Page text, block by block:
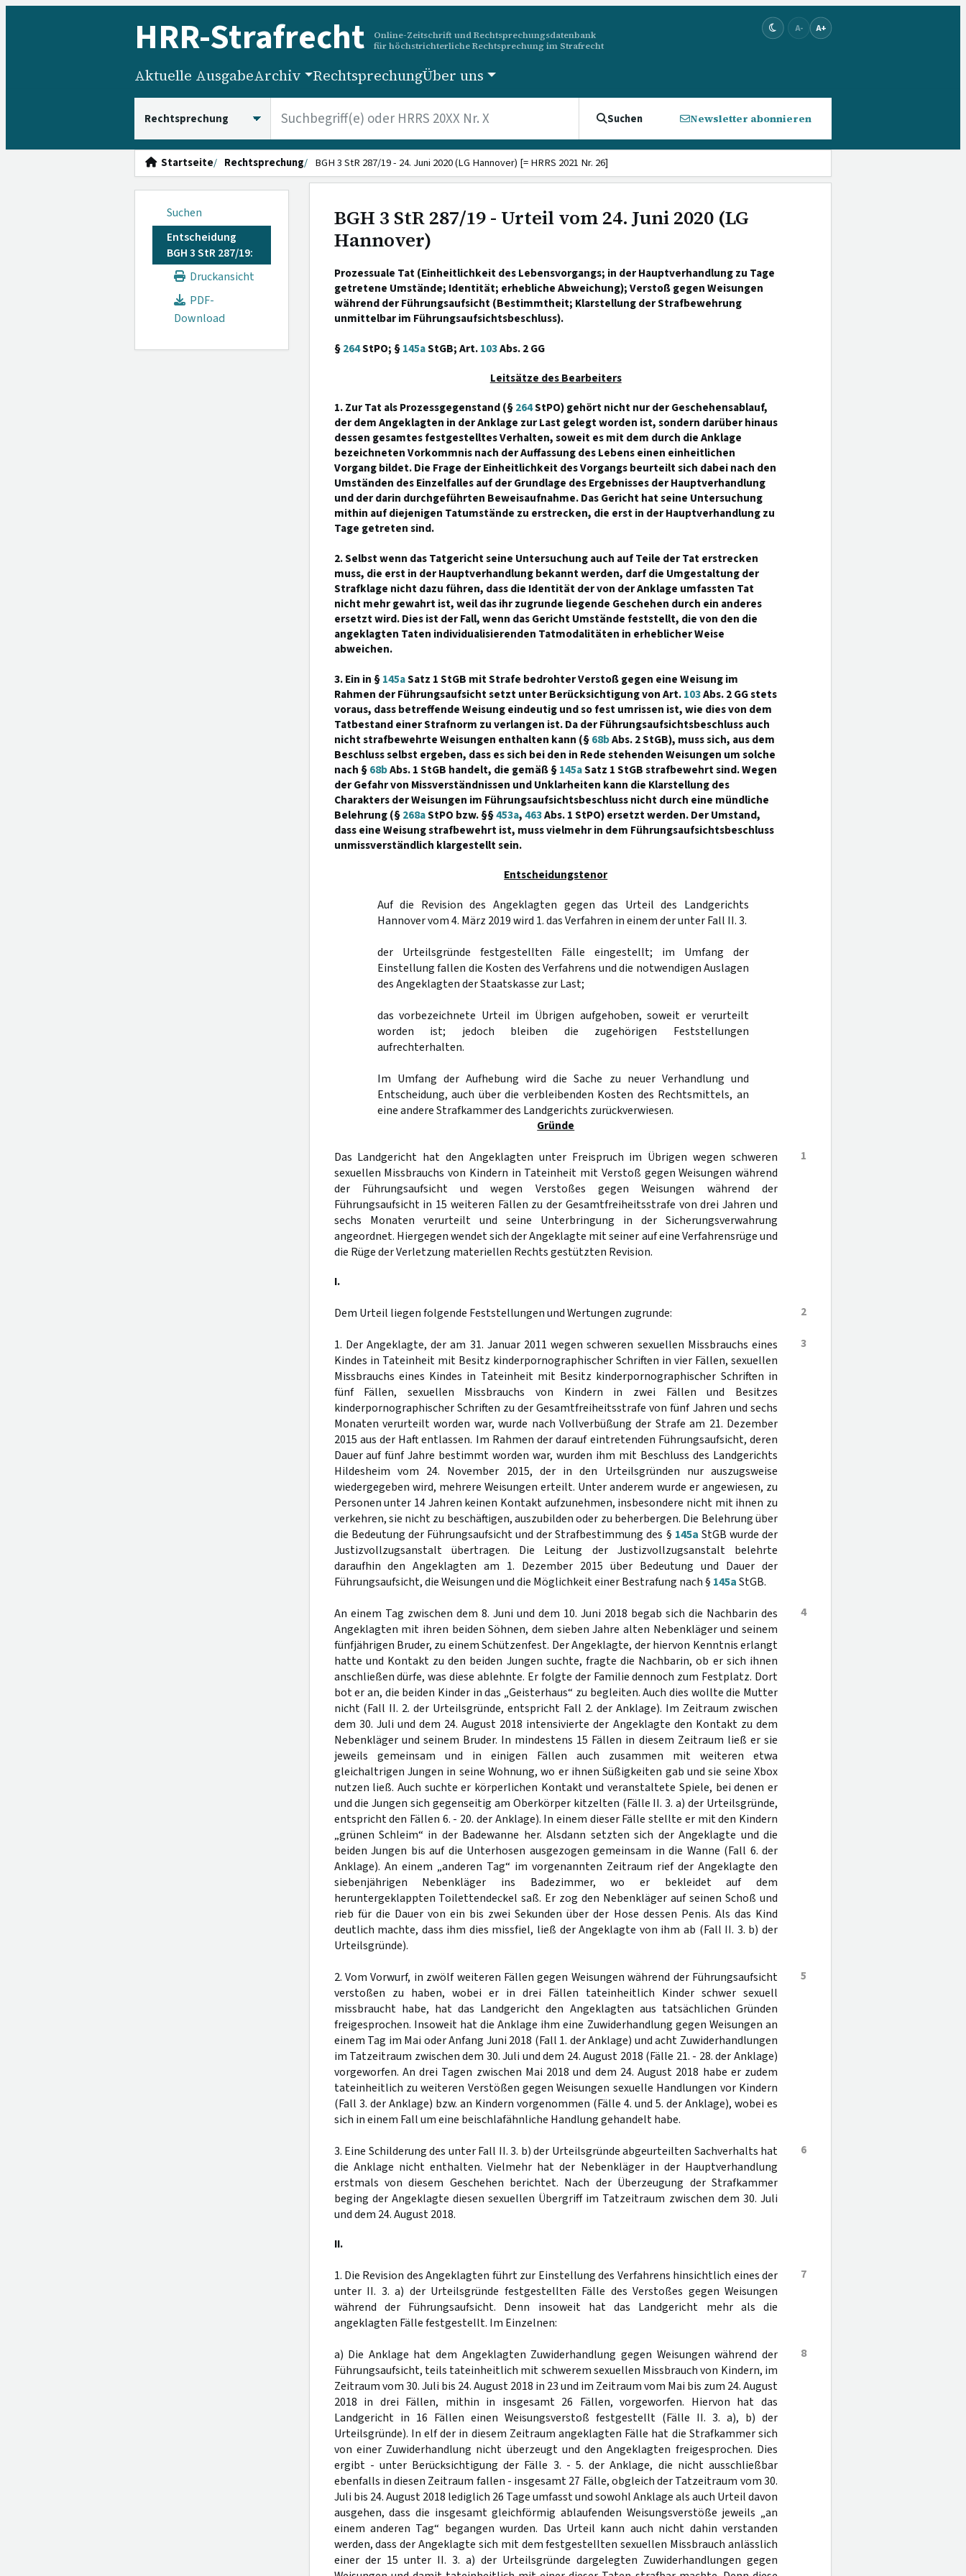
HRR-Strafrecht
Online-Zeitschrift und Rechtsprechungsdatenbank
für höchstrichterliche Rechtsprechung im Strafrecht
A- A+
Aktuelle AusgabeArchiv RechtsprechungÜber uns
Suchen Newsletter abonnieren
Startseite Rechtsprechung BGH 3 StR 287/19 - 24. Juni 2020 (LG Hannover) [= HRRS 2021 Nr. 26]
Suchen
Entscheidung
BGH 3 StR 287/19:
Druckansicht
PDF-
Download
BGH 3 StR 287/19 - Urteil vom 24. Juni 2020 (LG
Hannover)
Prozessuale Tat (Einheitlichkeit des Lebensvorgangs; in der Hauptverhandlung zu Tage
getretene Umstände; Identität; erhebliche Abweichung); Verstoß gegen Weisungen
während der Führungsaufsicht (Bestimmtheit; Klarstellung der Strafbewehrung
unmittelbar im Führungsaufsichtsbeschluss).
§264StPO; §145aStGB; Art.103Abs. 2 GG
Leitsätze des Bearbeiters
1. Zur Tat als Prozessgegenstand (§264StPO) gehört nicht nur der Geschehensablauf,
der dem Angeklagten in der Anklage zur Last gelegt worden ist, sondern darüber hinaus
dessen gesamtes festgestelltes Verhalten, soweit es mit dem durch die Anklage
bezeichneten Vorkommnis nach der Auffassung des Lebens einen einheitlichen
Vorgang bildet. Die Frage der Einheitlichkeit des Vorgangs beurteilt sich dabei nach den
Umständen des Einzelfalles auf der Grundlage des Ergebnisses der Hauptverhandlung
und der darin durchgeführten Beweisaufnahme. Das Gericht hat seine Untersuchung
mithin auf diejenigen Tatumstände zu erstrecken, die erst in der Hauptverhandlung zu
Tage getreten sind.
2. Selbst wenn das Tatgericht seine Untersuchung auch auf Teile der Tat erstrecken
muss, die erst in der Hauptverhandlung bekannt werden, darf die Umgestaltung der
Strafklage nicht dazu führen, dass die Identität der von der Anklage umfassten Tat
nicht mehr gewahrt ist, weil das ihr zugrunde liegende Geschehen durch ein anderes
ersetzt wird. Dies ist der Fall, wenn das Gericht Umstände feststellt, die von den die
angeklagten Taten individualisierenden Tatmodalitäten in erheblicher Weise
abweichen.
3. Ein in §145aSatz 1 StGB mit Strafe bedrohter Verstoß gegen eine Weisung im
Rahmen der Führungsaufsicht setzt unter Berücksichtigung von Art.103Abs. 2 GG stets
voraus, dass betreffende Weisung eindeutig und so fest umrissen ist, wie dies von dem
Tatbestand einer Strafnorm zu verlangen ist. Da der Führungsaufsichtsbeschluss auch
nicht strafbewehrte Weisungen enthalten kann (§68bAbs. 2 StGB), muss sich, aus dem
Beschluss selbst ergeben, dass es sich bei den in Rede stehenden Weisungen um solche
nach §68bAbs. 1 StGB handelt, die gemäß §145aSatz 1 StGB strafbewehrt sind. Wegen
der Gefahr von Missverständnissen und Unklarheiten kann die Klarstellung des
Charakters der Weisungen im Führungsaufsichtsbeschluss nicht durch eine mündliche
Belehrung (§268aStPO bzw. §§453a,463Abs. 1 StPO) ersetzt werden. Der Umstand,
dass eine Weisung strafbewehrt ist, muss vielmehr in dem Führungsaufsichtsbeschluss
unmissverständlich klargestellt sein.
Entscheidungstenor
Auf die Revision des Angeklagten gegen das Urteil des Landgerichts
Hannover vom 4. März 2019 wird 1. das Verfahren in einem der unter Fall II. 3.
der Urteilsgründe festgestellten Fälle eingestellt; im Umfang der
Einstellung fallen die Kosten des Verfahrens und die notwendigen Auslagen
des Angeklagten der Staatskasse zur Last;
das vorbezeichnete Urteil im Übrigen aufgehoben, soweit er verurteilt
worden ist; jedoch bleiben die zugehörigen Feststellungen
aufrechterhalten.
Im Umfang der Aufhebung wird die Sache zu neuer Verhandlung und
Entscheidung, auch über die verbleibenden Kosten des Rechtsmittels, an
eine andere Strafkammer des Landgerichts zurückverwiesen.
Gründe
1
Das Landgericht hat den Angeklagten unter Freispruch im Übrigen wegen schweren
sexuellen Missbrauchs von Kindern in Tateinheit mit Verstoß gegen Weisungen während
der Führungsaufsicht und wegen Verstoßes gegen Weisungen während der
Führungsaufsicht in 15 weiteren Fällen zu der Gesamtfreiheitsstrafe von drei Jahren und
sechs Monaten verurteilt und seine Unterbringung in der Sicherungsverwahrung
angeordnet. Hiergegen wendet sich der Angeklagte mit seiner auf eine Verfahrensrüge und
die Rüge der Verletzung materiellen Rechts gestützten Revision.
I.
2
Dem Urteil liegen folgende Feststellungen und Wertungen zugrunde:
3
1. Der Angeklagte, der am 31. Januar 2011 wegen schweren sexuellen Missbrauchs eines
Kindes in Tateinheit mit Besitz kinderpornographischer Schriften in vier Fällen, sexuellen
Missbrauchs eines Kindes in Tateinheit mit Besitz kinderpornographischer Schriften in
fünf Fällen, sexuellen Missbrauchs von Kindern in zwei Fällen und Besitzes
kinderpornographischer Schriften zu der Gesamtfreiheitsstrafe von fünf Jahren und sechs
Monaten verurteilt worden war, wurde nach Vollverbüßung der Strafe am 21. Dezember
2015 aus der Haft entlassen. Im Rahmen der darauf eintretenden Führungsaufsicht, deren
Dauer auf fünf Jahre bestimmt worden war, wurden ihm mit Beschluss des Landgerichts
Hildesheim vom 24. November 2015, der in den Urteilsgründen nur auszugsweise
wiedergegeben wird, mehrere Weisungen erteilt. Unter anderem wurde er angewiesen, zu
Personen unter 14 Jahren keinen Kontakt aufzunehmen, insbesondere nicht mit ihnen zu
verkehren, sie nicht zu beschäftigen, auszubilden oder zu beherbergen. Die Belehrung über
die Bedeutung der Führungsaufsicht und der Strafbestimmung des § 145a StGB wurde der
Justizvollzugsanstalt übertragen. Die Leitung der Justizvollzugsanstalt belehrte
daraufhin den Angeklagten am 1. Dezember 2015 über Bedeutung und Dauer der
Führungsaufsicht, die Weisungen und die Möglichkeit einer Bestrafung nach § 145aStGB.
4
An einem Tag zwischen dem 8. Juni und dem 10. Juni 2018 begab sich die Nachbarin des
Angeklagten mit ihren beiden Söhnen, dem sieben Jahre alten Nebenkläger und seinem
fünfjährigen Bruder, zu einem Schützenfest. Der Angeklagte, der hiervon Kenntnis erlangt
hatte und Kontakt zu den beiden Jungen suchte, fragte die Nachbarin, ob er sich ihnen
anschließen dürfe, was diese ablehnte. Er folgte der Familie dennoch zum Festplatz. Dort
bot er an, die beiden Kinder in das „Geisterhaus“ zu begleiten. Auch dies wollte die Mutter
nicht (Fall II. 2. der Urteilsgründe, entspricht Fall 2. der Anklage). Im Zeitraum zwischen
dem 30. Juli und dem 24. August 2018 intensivierte der Angeklagte den Kontakt zu dem
Nebenkläger und seinem Bruder. In mindestens 15 Fällen in diesem Zeitraum ließ er sie
jeweils gemeinsam und in einigen Fällen auch zusammen mit weiteren etwa
gleichaltrigen Jungen in seine Wohnung, wo er ihnen Süßigkeiten gab und sie seine Xbox
nutzen ließ. Auch suchte er körperlichen Kontakt und veranstaltete Spiele, bei denen er
und die Jungen sich gegenseitig am Oberkörper kitzelten (Fälle II. 3. a) der Urteilsgründe,
entspricht den Fällen 6. - 20. der Anklage). In einem dieser Fälle stellte er mit den Kindern
„grünen Schleim“ in der Badewanne her. Alsdann setzten sich der Angeklagte und die
beiden Jungen bis auf die Unterhosen ausgezogen gemeinsam in die Wanne (Fall 6. der
Anklage). An einem „anderen Tag“ im vorgenannten Zeitraum rief der Angeklagte den
siebenjährigen Nebenkläger ins Badezimmer, wo er bekleidet auf dem
heruntergeklappten Toilettendeckel saß. Er zog den Nebenkläger auf seinen Schoß und
rieb für die Dauer von ein bis zwei Sekunden über der Hose dessen Penis. Als das Kind
deutlich machte, dass ihm dies missfiel, ließ der Angeklagte von ihm ab (Fall II. 3. b) der
Urteilsgründe).
5
2. Vom Vorwurf, in zwölf weiteren Fällen gegen Weisungen während der Führungsaufsicht
verstoßen zu haben, wobei er in drei Fällen tateinheitlich Kinder schwer sexuell
missbraucht habe, hat das Landgericht den Angeklagten aus tatsächlichen Gründen
freigesprochen. Insoweit hat die Anklage ihm eine Zuwiderhandlung gegen Weisungen an
einem Tag im Mai oder Anfang Juni 2018 (Fall 1. der Anklage) und acht Zuwiderhandlungen
im Tatzeitraum zwischen dem 30. Juli und dem 24. August 2018 (Fälle 21. - 28. der Anklage)
vorgeworfen. An drei Tagen zwischen Mai 2018 und dem 24. August 2018 habe er zudem
tateinheitlich zu weiteren Verstößen gegen Weisungen sexuelle Handlungen vor Kindern
(Fall 3. der Anklage) bzw. an Kindern vorgenommen (Fälle 4. und 5. der Anklage), wobei es
sich in einem Fall um eine beischlafähnliche Handlung gehandelt habe.
6
3. Eine Schilderung des unter Fall II. 3. b) der Urteilsgründe abgeurteilten Sachverhalts hat
die Anklage nicht enthalten. Vielmehr hat der Nebenkläger in der Hauptverhandlung
erstmals von diesem Geschehen berichtet. Nach der Überzeugung der Strafkammer
beging der Angeklagte diesen sexuellen Übergriff im Tatzeitraum zwischen dem 30. Juli
und dem 24. August 2018.
II.
7
1. Die Revision des Angeklagten führt zur Einstellung des Verfahrens hinsichtlich eines der
unter II. 3. a) der Urteilsgründe festgestellten Fälle des Verstoßes gegen Weisungen
während der Führungsaufsicht. Denn insoweit hat das Landgericht mehr als die
angeklagten Fälle festgestellt. Im Einzelnen:
8
a) Die Anklage hat dem Angeklagten Zuwiderhandlung gegen Weisungen während der
Führungsaufsicht, teils tateinheitlich mit schwerem sexuellen Missbrauch von Kindern, im
Zeitraum vom 30. Juli bis 24. August 2018 in 23 und im Zeitraum vom Mai bis zum 24. August
2018 in drei Fällen, mithin in insgesamt 26 Fällen, vorgeworfen. Hiervon hat das
Landgericht in 16 Fällen einen Weisungsverstoß festgestellt (Fälle II. 3. a), b) der
Urteilsgründe). In elf der in diesem Zeitraum angeklagten Fälle hat die Strafkammer sich
von einer Zuwiderhandlung nicht überzeugt und den Angeklagten freigesprochen. Dies
ergibt - unter Berücksichtigung der Fälle 3. - 5. der Anklage, die nicht ausschließbar
ebenfalls in diesen Zeitraum fallen - insgesamt 27 Fälle, obgleich der Tatzeitraum vom 30.
Juli bis 24. August 2018 lediglich 26 Tage umfasst und sowohl Anklage als auch Urteil davon
ausgehen, dass die insgesamt gleichförmig ablaufenden Weisungsverstöße jeweils „an
einem anderen Tag“ begangen wurden. Das Urteil kann auch nicht dahin verstanden
werden, dass der Angeklagte sich mit dem festgestellten sexuellen Missbrauch anlässlich
einer der 15 unter II. 3. a) der Urteilsgründe dargelegten Zuwiderhandlungen gegen